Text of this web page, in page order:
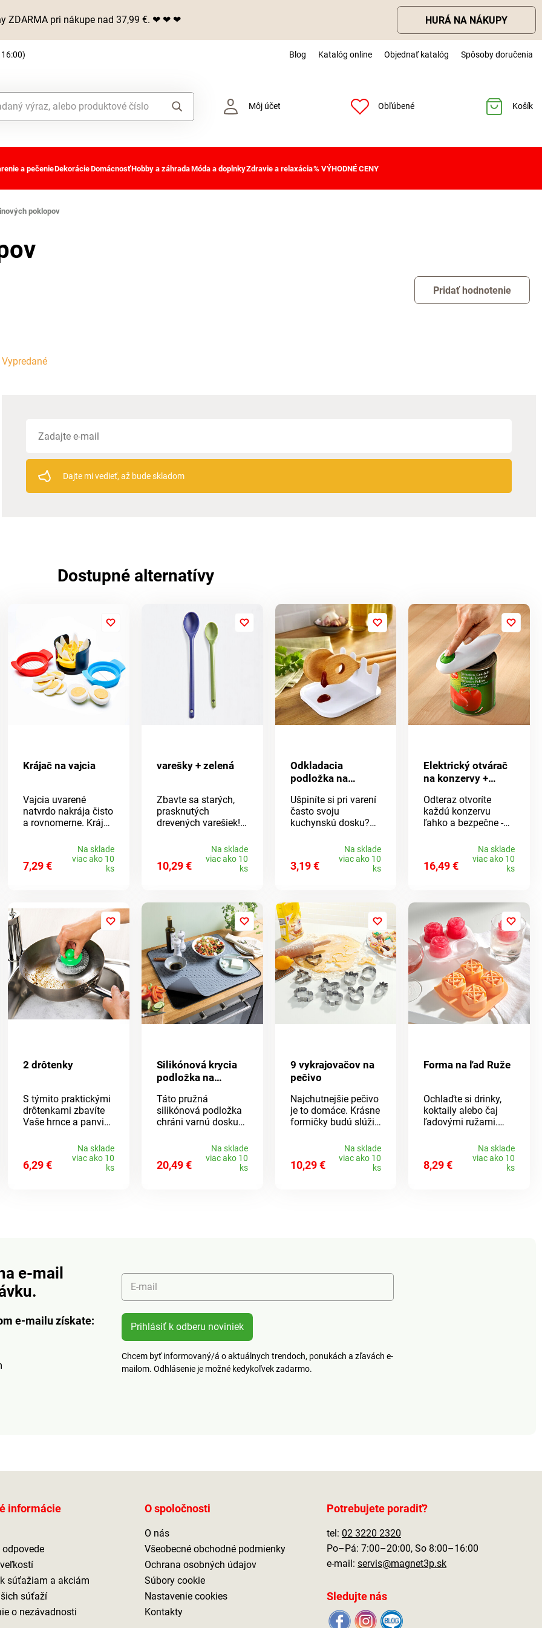
ZDARMA pri nákupe nad 37,99 €. ❤ ❤ ❤ HURÁ NA NÁKUPY
Blog Katalóg online Objednať katalóg Spôsoby doručenia
Môj účet Obľúbené Košík
a pečenieDekorácieDomácnosťHobby a záhradaMóda a doplnkyZdravie a relaxácia% VÝHODNÉ CENY
poklopov
Pridať hodnotenie
Vypredané
Dajte mi vedieť, až bude skladom
Dostupné alternatívy
Krájač na vajcia
Vajcia uvarené
natvrdo nakrája čisto
a rovnomerne. Krájač
nehrdzavejúcej ocele
je ideálny pomocník
pri príprave šalátov,
Nehrdzavejúca oceľ.
7,29 €
Na sklade
viac ako 10
ks
varešky + zelená
Zbavte sa starých,
prasknutých
drevených varešiek!
lyžice s nepriľnavým
povrchom sú
dokonalou
zárodkov,
odpudzujúce
nečistoty a odolné.
10,29 €
Na sklade
viac ako 10
ks
Odkladacia
podložka na
Ušpiníte si pri varení
často svoju
kuchynskú dosku?
odkladaciu podložku
a budete mať stále
čisto. Materiál:
5,5 cm.
3,19 €
Na sklade
viac ako 10
ks
Elektrický otvárač
na konzervy +
Odteraz otvoríte
každú konzervu
ľahko a bezpečne -
Jednoducho nasaďte
otvárač na konzervu
a zapnite. K tomu
bez batérií.
16,49 €
Na sklade
viac ako 10
ks
2 drôtenky
S týmito praktickými
drôtenkami zbavíte
Vaše hrnce a panvice
za okamih. Žiadne
poškriabanie, žiadne
úsilie - a bez
6,29 €
Na sklade
viac ako 10
ks
Silikónová krycia
podložka na
Táto pružná
silikónová podložka
chráni varnú dosku
striekajúcou vodou a
slúži aj ako tepelne
20,49 €
Na sklade
viac ako 10
ks
9 vykrajovačov na
pečivo
Najchutnejšie pečivo
je to domáce. Krásne
formičky budú slúžiť
10,29 €
Na sklade
viac ako 10
ks
Forma na ľad Ruže
Ochlaďte si drinky,
koktaily alebo čaj
ľadovými ružami.
ľahko sa vyberajú z
formy.Krásny nápad.
Nepriľnavý povrch.
8,29 €
Na sklade
viac ako 10
ks
e-mail
e-mailu získate:
E-mail
Prihlásiť k odberu noviniek
Chcem byť informovaný/á o aktuálnych trendoch, ponukách a zľavách e-
mailom. Odhlásenie je možné kedykoľvek zadarmo.
informácie
odpovede
súťažiam a akciám
súťaží
o nezávadnosti
O spoločnosti
O nás
Všeobecné obchodné podmienky
Ochrana osobných údajov
Súbory cookie
Nastavenie cookies
Kontakty
Potrebujete poradiť?
tel: 02 3220 2320
Po–Pá: 7:00–20:00, So 8:00–16:00
e-mail: servis@magnet3p.sk
Sledujte nás